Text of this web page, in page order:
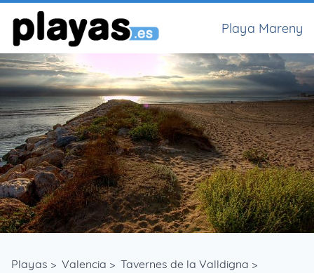
Playa Mareny
Playas > Valencia > Tavernes de la Valldigna >